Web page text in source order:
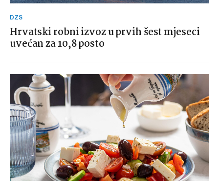
DZS
Hrvatski robni izvoz u prvih šest mjeseci
uvećan za 10,8 posto